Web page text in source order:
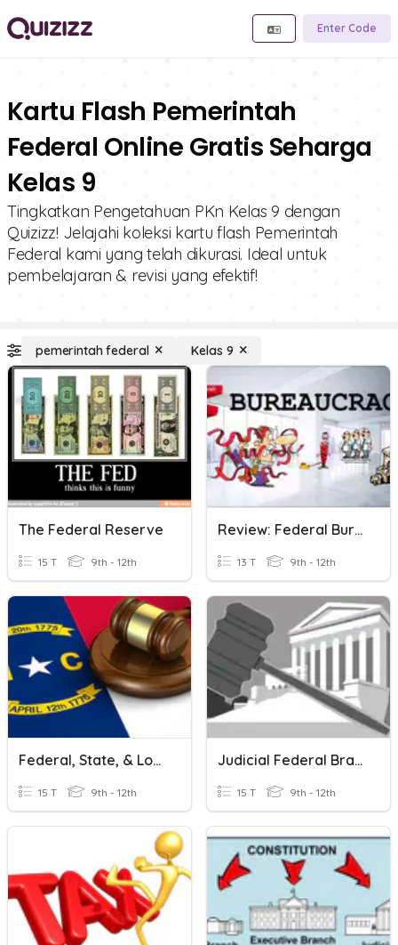
Enter Code
Kartu Flash Pemerintah
Federal Online Gratis Seharga
Kelas 9
Tingkatkan Pengetahuan PKn Kelas 9 dengan
Quizizz! Jelajahi koleksi kartu flash Pemerintah
Federal kami yang telah dikurasi. Ideal untuk
pembelajaran & revisi yang efektif!
pemerintah federal Kelas 9
The Federal Reserve
15 T 9th - 12th
Review: Federal Bureaucracy
13 T 9th - 12th
Federal, State, & Local Government
15 T 9th - 12th
Judicial Federal Branch
15 T 9th - 12th